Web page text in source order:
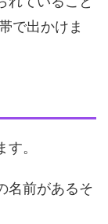
で出かけま
。
名前があるそ